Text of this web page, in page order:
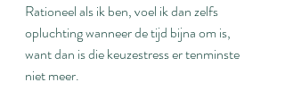
Rationeel als ik ben, voel ik dan zelfs
opluchting wanneer de tijd bijna om is,
want dan is die keuzestress er tenminste
niet meer.